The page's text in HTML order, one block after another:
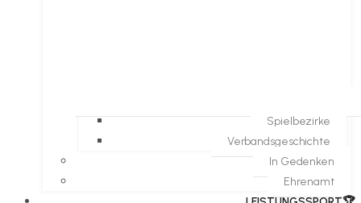
Spielbezirke
Verbandsgeschichte
In Gedenken
Ehrenamt